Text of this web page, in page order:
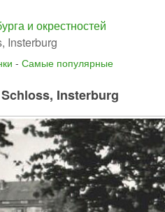
и окрестностей
Insterburg
- Самые популярные
Insterburg